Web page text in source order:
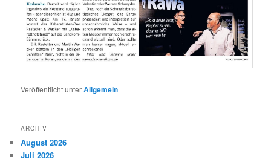
Veröffentlicht unterAllgemein
ARCHIV
August 2026
Juli 2026